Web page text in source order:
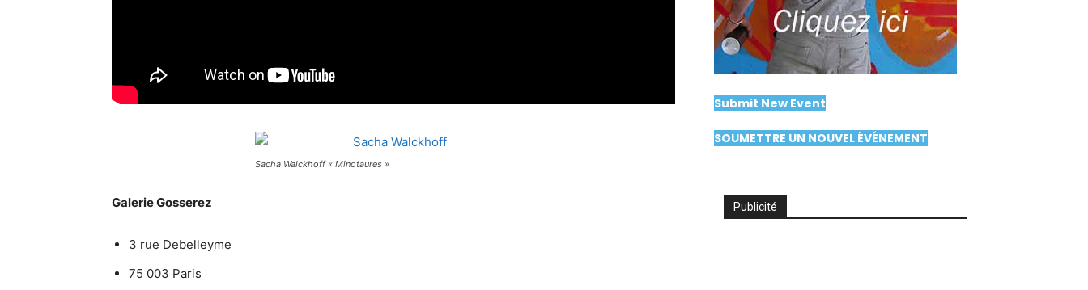
Sacha Walckhoff « Minotaures »
Galerie Gosserez
3 rue Debelleyme
75 003 Paris
Submit New Event
SOUMETTRE UN NOUVEL ÉVÉNEMENT
Publicité